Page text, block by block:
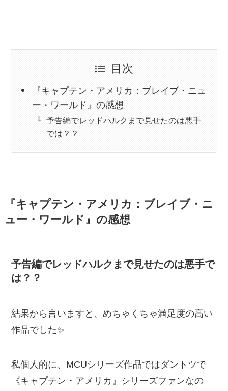
目次
『キャプテン・アメリカ：ブレイブ・ニュ
ー・ワールド』の感想
予告編でレッドハルクまで見せたのは悪手
では？？
『キャプテン・アメリカ：ブレイブ・ニ
ュー・ワールド』の感想
予告編でレッドハルクまで見せたのは悪手で
は？？
結果から言いますと、めちゃくちゃ満足度の高い
作品でした✨️
私個人的に、MCUシリーズ作品ではダントツで
《キャプテン・アメリカ』シリーズファンなの